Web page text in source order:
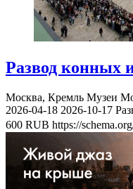
Развод конных
Москва, Кремль Музеи
2026-04-18 2026-10-17
600 RUB https://